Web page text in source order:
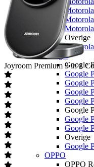
Overige
Google
Google
Google
Google
Google
Google
Google
Google
Google
Overige
Google
OPPO
OPPO
Joyroom Premium 3 in 1